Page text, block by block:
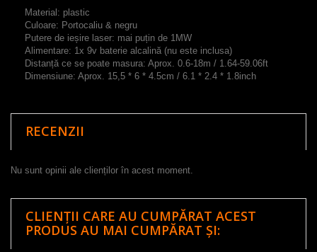
Material: plastic
Culoare: Portocaliu & negru
Putere de ieșire laser: mai puțin de 1MW
Alimentare: 1x 9v baterie alcalină (nu este inclusa)
Distanță ce se poate masura: Aprox 0.6-18m / 1.64-59.06ft
Dimensiune: Aprox 15,5 * 6 * 4.5cm / 6.1 * 2.4 * 1.8inch
RECENZII
Nu sunt opinii ale clienților în acest moment.
CLIENȚII CARE AU CUMPĂRAT ACEST
PRODUS AU MAI CUMPĂRAT ȘI: